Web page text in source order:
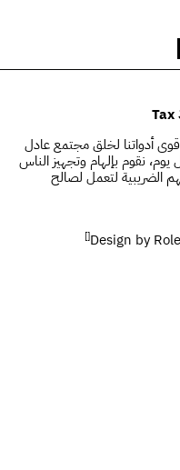
É
Impôts
الحلقات (0)
المصطلحات
يبحث
أدواتنا لخلق مجتمع عادل
نقوم بإلهام وتجهيز الناس
الضريبية لتعمل لصالح
Design by
[]